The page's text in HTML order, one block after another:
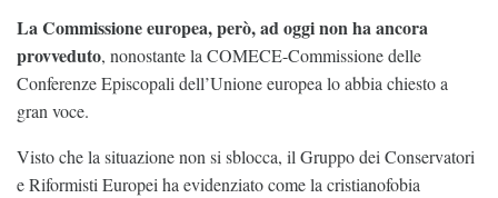
La Commissione europea, però, ad oggi non ha ancora
provveduto, nonostante la COMECE-Commissione delle
Conferenze Episcopali dell’Unione europea lo abbia chiesto a
gran voce.
Visto che la situazione non si sblocca, il Gruppo dei Conservatori
e Riformisti Europei ha evidenziato come la cristianofobia